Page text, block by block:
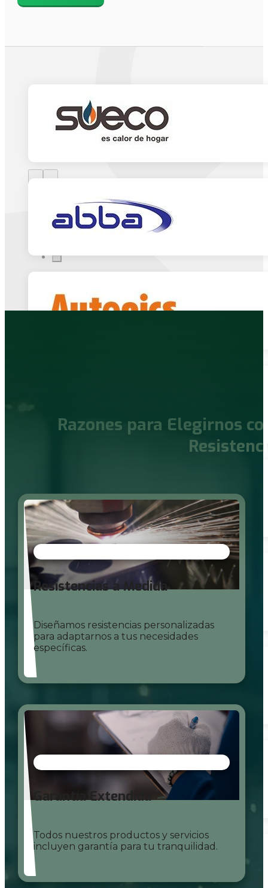
Razones para Elegirnos
Resistencias a Medida
Diseñamos resistencias personalizadas
para adaptarnos a tus necesidades
específicas.
Garantía Extendida
Todos nuestros productos y servicios
incluyen garantía para tu tranquilidad.